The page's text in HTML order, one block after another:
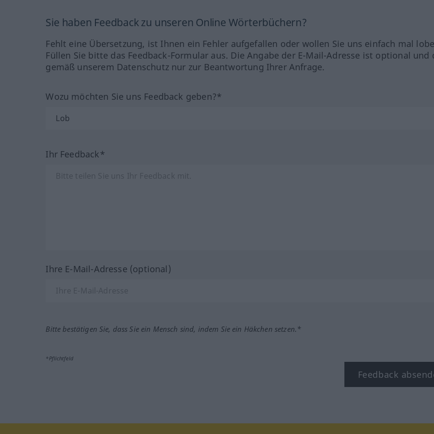
Sie haben Feedback zu unseren Online Wörterbüchern?
Fehlt eine Übersetzung, ist Ihnen ein Fehler aufgefallen oder wollen Sie uns einfach mal
Füllen Sie bitte das Feedback-Formular aus. Die Angabe der E-Mail-Adresse ist optional und
gemäß unserem Datenschutz nur zur Beantwortung Ihrer Anfrage.
Wozu möchten Sie uns Feedback geben?*
Ihr Feedback*
Ihre E-Mail-Adresse (optional)
Bitte bestätigen Sie, dass Sie ein Mensch sind, indem Sie ein Häkchen setzen.*
*Pflichtfeld
Feedback